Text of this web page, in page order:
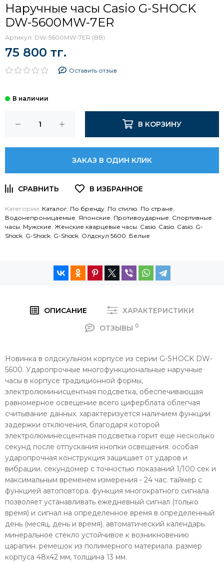
Наручные часы Casio G-SHOCK
DW-5600MW-7ER
Артикул: DW-5600MW-7ER (BB)
75 800 тг.
Оставить отзыв
В КОРЗИНУ
ЗАКАЗ В ОДИН КЛИК
Категории: Каталог По бренду По стилю По стране
Водонепроницаемые Японские Противоударные Спортивные
часы Мужские Женские кварцевые часы Casio Casio Casio G-
Shock G-Shock G-Shock Олдскул 5600 Белые
ОПИСАНИЕ
ХАРАКТЕРИСТИКИ
ОТЗЫВЫ 0
Новинка в олдскульном корпусе из серии G-SHOCK DW-
5600. Ударопрочные многофункциональные наручные
часы в корпусе традиционной формы,
электролюминисцентная подсветка, обеспечивающая
равномерное освещение всего циферблата облегчая
считывание данных. характеризуется наличием функции
задержки отключения, благодаря которой
электролюминесцентная подсветка горит еще несколько
секунд после отпускания кнопки освещения. особая
ударопрочная конструкция защищает от ударов и
вибрации. секундомер с точностью показаний 1/100 сек и
максимальным временем измерения - 24 час. таймер с
функцией автоповтора. функция многократного сигнала
позволяет устанавливать ежедневный сигнал (только
время) и сигнал на определенное время в определенный
день (месяц, день и время). автоматический календарь.
минеральное стекло устойчивое к возникновению
царапин. ремешок из полимерного материала. размер
корпуса 48х42 мм, толщина 13 мм.